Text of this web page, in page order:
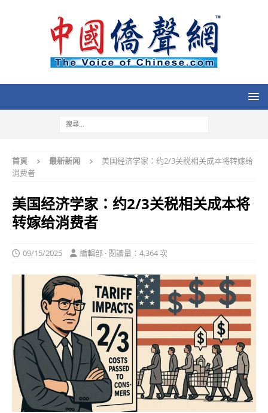
首頁 最新新闻
美国经济学家：约2/3关税相关成本将转嫁给
消费者
美国经济学家：约2/3关税相关成本将
转嫁给消费者
09/15/2025 編輯部 · 閱讀量：4,364 次